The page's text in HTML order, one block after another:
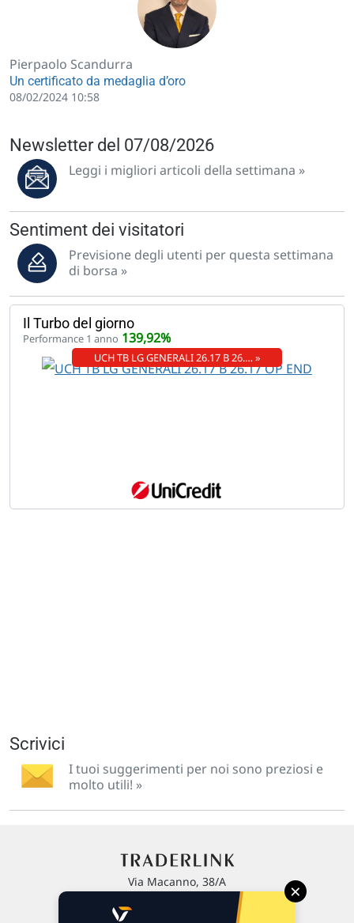
Pierpaolo Scandurra
Un certificato da medaglia d’oro
08/02/2024 10:58
Newsletter del 07/08/2026
Leggi i migliori articoli della settimana »
Sentiment dei visitatori
Previsione degli utenti per questa settimana
di borsa »
Il Turbo del giorno
Performance 1 anno 139,92%
UCH TB LG GENERALI 26.17 B 26.… »
Scrivici
I tuoi suggerimenti per noi sono preziosi e
molto utili! »
Via Macanno, 38/A
P.IVA 02 452 460 401
×